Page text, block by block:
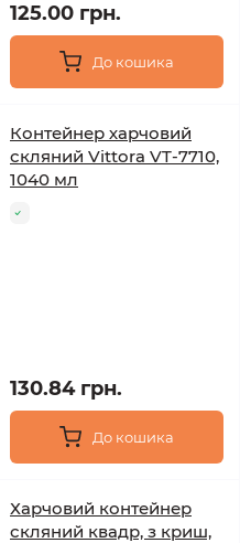
125.00 грн.
До кошика
Контейнер харчовий
скляний Vittora VT-7710,
1040 мл
130.84 грн.
До кошика
Харчовий контейнер
скляний квадр, з криш,